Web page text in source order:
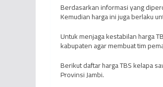
Berdasarkan informasi yang
Kemudian harga ini juga berlaku
Untuk menjaga kestabilan harga
kabupaten agar membuat tim
Berikut daftar harga TBS kelapa
Provinsi Jambi.